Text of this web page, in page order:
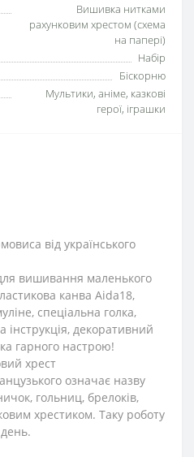
Вишивка нитками
рахунковим хрестом (схема
на папері)
Набір
Біскорню
Мультики, аніме, казкові
герої, іграшки
від українського
вишивання маленького
канва Aida18,
спеціальна голка,
інструкція, декоративний
гарного настрою!
хрест
означає назву
гольниц, брелоків,
хрестиком. Таку роботу